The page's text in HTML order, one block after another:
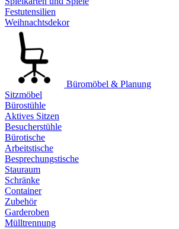
Festutensilien
Weihnachtsdekor
Büromöbel & Planung
Sitzmöbel
Bürostühle
Aktives Sitzen
Besucherstühle
Bürotische
Arbeitstische
Besprechungstische
Stauraum
Schränke
Container
Zubehör
Garderoben
Mülltrennung